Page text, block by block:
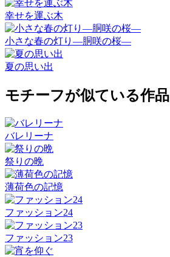
幸せを運ぶ木
小さな春の灯り―胴咲の桜―
夏の思い出
モチーフが似ている作品
バレリーナ
祭りの晩
薄荷色の記憶
ファッション24
ファッション23